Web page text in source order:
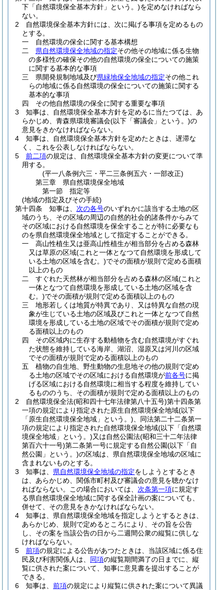
下「自然環境保全基本方針」という。)を定めなければなら
ない。
2
自然環境保全基本方針には、次に掲げる事項を定めるもの
とする。
一
自然環境の保全に関する基本構想
二
県自然環境保全地域の指定その他その地域に係る生物
の多様性の確保その他の自然環境の保全についての施策
に関する基本的な事項
三
県開発規制地域及び県緑地保全地域の指定その他これ
らの地域に係る自然環境の保全についての施策に関する
基本的な事項
四
その他自然環境の保全に関する重要な事項
3
知事は、自然環境保全基本方針を定めるに当たつては、あ
らかじめ、青森県環境審議会(以下「審議会」という。)の
意見をきかなければならない。
4
知事は、自然環境保全基本方針を定めたときは、遅滞な
く、これを公表しなければならない。
5
前二項の規定は、自然環境保全基本方針の変更について準
用する。
(平一八条例六三・平二三条例五六・一部改正)
第三章
県自然環境保全地域
第一節
指定等
(地域の指定及びその手続)
第十四条
知事は、 次の各号のいずれかに該当する土地の区
域のうち、その区域の周辺の自然的社会的諸条件からみて
その区域における自然環境を保全することが特に必要なも
のを県自然環境保全地域として指定することができる。
一
高山性植生又は亜高山性植生が相当部分を占める森林
又は草原の区域(これと一体となつて自然環境を形成して
いる土地の区域を含む。)でその面積が規則で定める面積
以上のもの
二
すぐれた天然林が相当部分を占める森林の区域(これと
一体となつて自然環境を形成している土地の区域を含
む。)でその面積が規則で定める面積以上のもの
三
地形若しくは地質が特異であり、又は特異な自然の現
象が生じている土地の区域及びこれと一体となつて自然
環境を形成している土地の区域でその面積が規則で定め
る面積以上のもの
四
その区域内に生存する動植物を含む自然環境がすぐれ
た状態を維持している海岸、湖沼、湿原又は河川の区域
でその面積が規則で定める面積以上のもの
五
植物の自生地、野生動物の生息地その他の規則で定め
る土地の区域でその区域における自然環境が前各号に掲
げる区域における自然環境に相当する程度を維持してい
るもののうち、その面積が規則で定める面積以上のもの
2
自然環境保全法(昭和四十七年法律第八十五号)第十四条第
一項の規定により指定された原生自然環境保全地域(以下
「原生自然環境保全地域」という。) 、同法第二十二条第一
項の規定により指定された自然環境保全地域(以下「自然環
境保全地域」という。)又は自然公園法(昭和三十二年法律
第百六十一号)第二条第一号に規定する自然公園(以下「自
然公園」という。)の区域は、県自然環境保全地域の区域に
含まれないものとする。
3
知事は、 県自然環境保全地域の指定をしようとするとき
は、あらかじめ、関係市町村及び審議会の意見を聴かなけ
ればならない。
この場合においては、 次条第一項に規定す
る県自然環境保全地域に関する保全計画の案についても、
併せて、その意見をきかなければならない。
4
知事は、県自然環境保全地域を指定しようとするときは、
あらかじめ、規則で定めるところにより、その旨を公告
し、その案を当該公告の日から二週間公衆の縦覧に供しな
ければならない。
5
前項の規定による公告があつたときは、当該区域に係る住
民及び利害関係人は、 同項の縦覧期間満了の日までに、縦
覧に供された案について、知事に意見書を提出することが
できる。
6
知事は、 前項の規定により縦覧に供された案について異議